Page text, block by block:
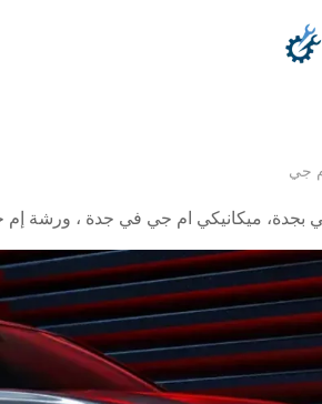
جي
بجدة، ميكانيكي ام جي في جدة ، ورشة إم